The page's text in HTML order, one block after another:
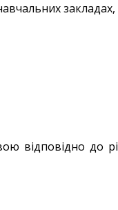
відповідно до